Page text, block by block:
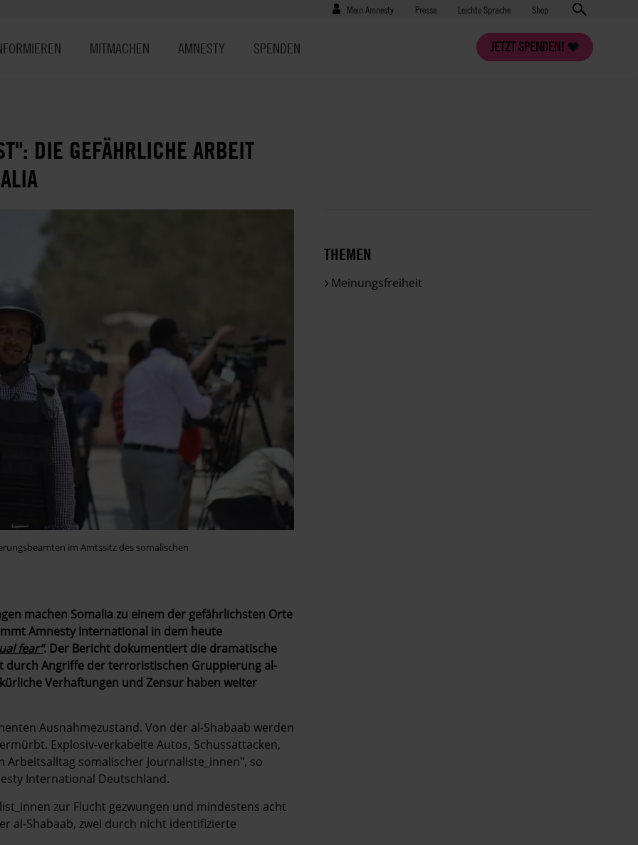
Benutzermenü
Mein Amnesty Presse
Presse Leichte Sprache Shop
JETZT SPENDEN!
MITMACHEN AMNESTY SPENDEN
DIE GEFÄHRLICHE ARBEIT
im Amtssitz des somalischen
machen Somalia zu einem der gefährlichsten Orte
Amnesty International in dem heute
fear". Der Bericht dokumentiert die dramatische
durch Angriffe der terroristischen Gruppierung al-
Verhaftungen und Zensur haben weiter
Ausnahmezustand. Von der al-Shabaab werden
Explosiv-verkabelte Autos, Schussattacken,
somalischer Journaliste_innen", so
International Deutschland.
zur Flucht gezwungen und mindestens acht
al-Shabaab, zwei durch nicht identifizierte
THEMEN
Meinungsfreiheit